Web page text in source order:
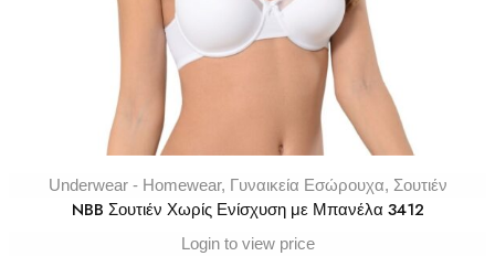
Underwear - Homewear, Γυναικεία Εσώρουχα, Σουτιέν
NBB Σουτιέν Χωρίς Ενίσχυση με Μπανέλα 3412
Login to view price